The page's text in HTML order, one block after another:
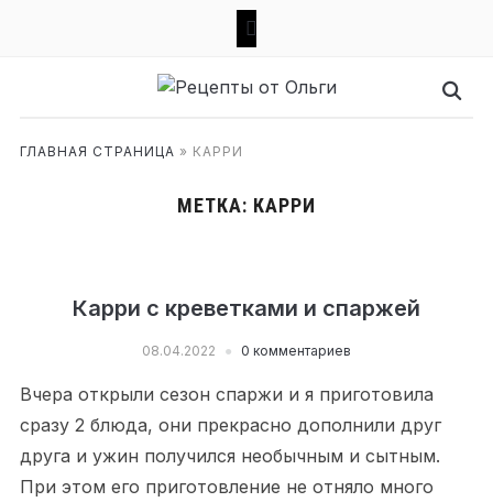
ГЛАВНАЯ СТРАНИЦА » КАРРИ
МЕТКА: КАРРИ
Карри с креветками и спаржей
08.04.2022 0 комментариев
Вчера открыли сезон спаржи и я приготовила
сразу 2 блюда, они прекрасно дополнили друг
друга и ужин получился необычным и сытным.
При этом его приготовление не отняло много